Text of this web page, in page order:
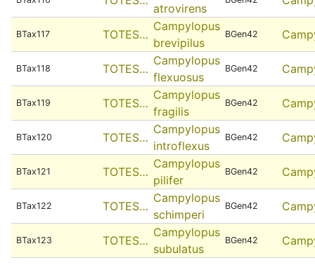
atrovirens
BTax117 TOTES…
Campylopus
brevipilus
BGen42
BTax118 TOTES…
Campylopus
flexuosus
BGen42
BTax119 TOTES…
Campylopus
fragilis
BGen42
BTax120 TOTES…
Campylopus
introflexus
BGen42
BTax121 TOTES…
Campylopus
pilifer
BGen42
BTax122 TOTES…
Campylopus
schimperi
BGen42
BTax123 TOTES…
Campylopus
subulatus
BGen42